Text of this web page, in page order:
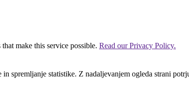
make this service possible. Read our Privacy Policy.
spremljanje statistike. Z nadaljevanjem ogleda strani